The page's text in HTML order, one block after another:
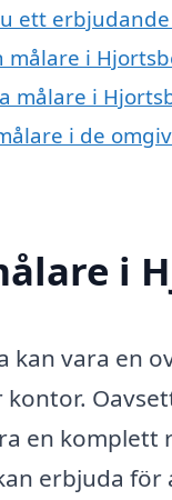
ett
målare i
målare i
i de
i
kan vara en
en
erbjuda